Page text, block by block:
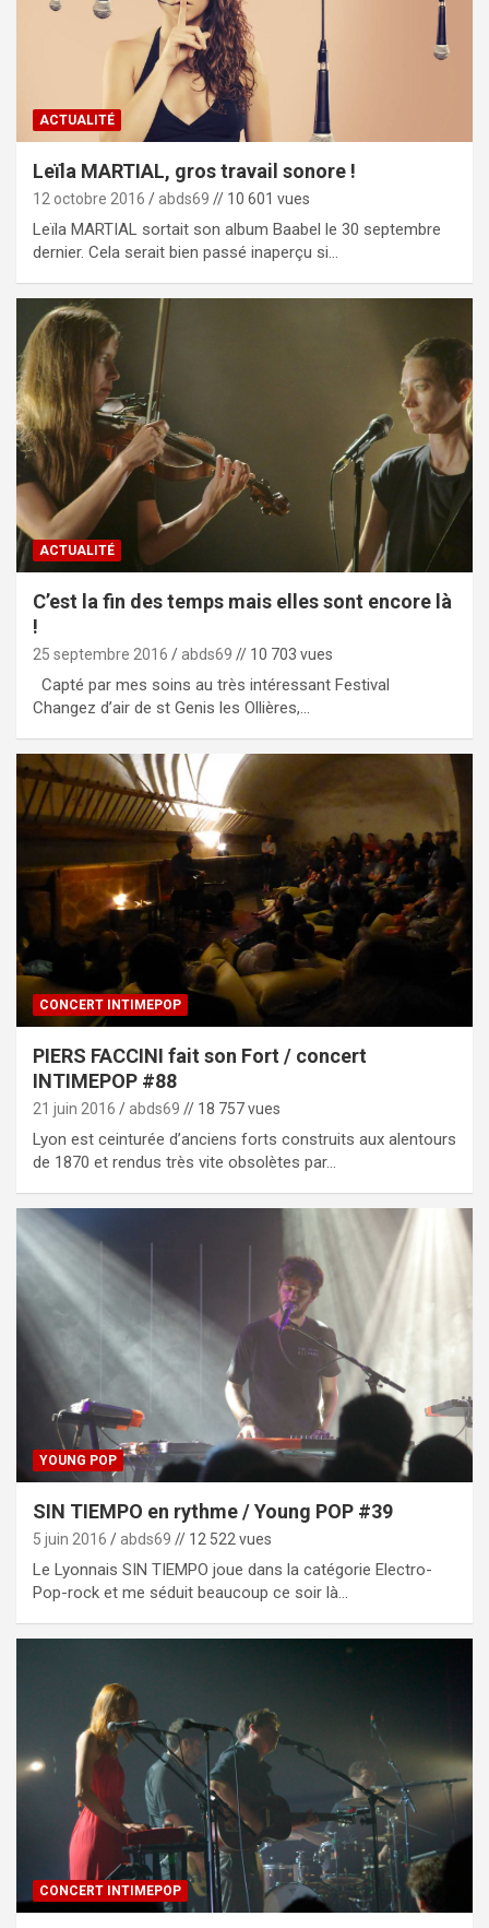
ACTUALITÉ
Leïla MARTIAL, gros travail sonore !
12 octobre 2016 abds69 // 10 601 vues
Leïla MARTIAL sortait son album Baabel le 30 septembre
dernier. Cela serait bien passé inaperçu si…
ACTUALITÉ
C’est la fin des temps mais elles sont encore là
!
25 septembre 2016 abds69 // 10 703 vues
Capté par mes soins au très intéressant Festival
Changez d’air de st Genis les Ollières,…
CONCERT INTIMEPOP
PIERS FACCINI fait son Fort / concert
INTIMEPOP #88
21 juin 2016 abds69 // 18 757 vues
Lyon est ceinturée d’anciens forts construits aux alentours
de 1870 et rendus très vite obsolètes par…
YOUNG POP
SIN TIEMPO en rythme / Young POP #39
5 juin 2016 abds69 // 12 522 vues
Le Lyonnais SIN TIEMPO joue dans la catégorie Electro-
Pop-rock et me séduit beaucoup ce soir là…
CONCERT INTIMEPOP